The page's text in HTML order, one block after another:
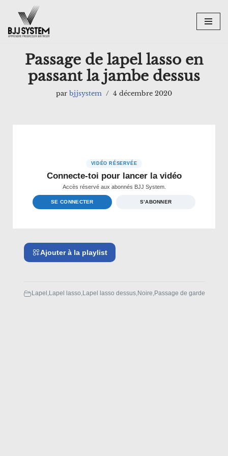
Aller
au
Passage de lapel lasso en
passant la jambe dessus
par bjjsystem 4 décembre 2020
Ajouter à la playlist
Lapel ,Lapel lasso,Lapel lasso dessus,Noire,Passage de garde